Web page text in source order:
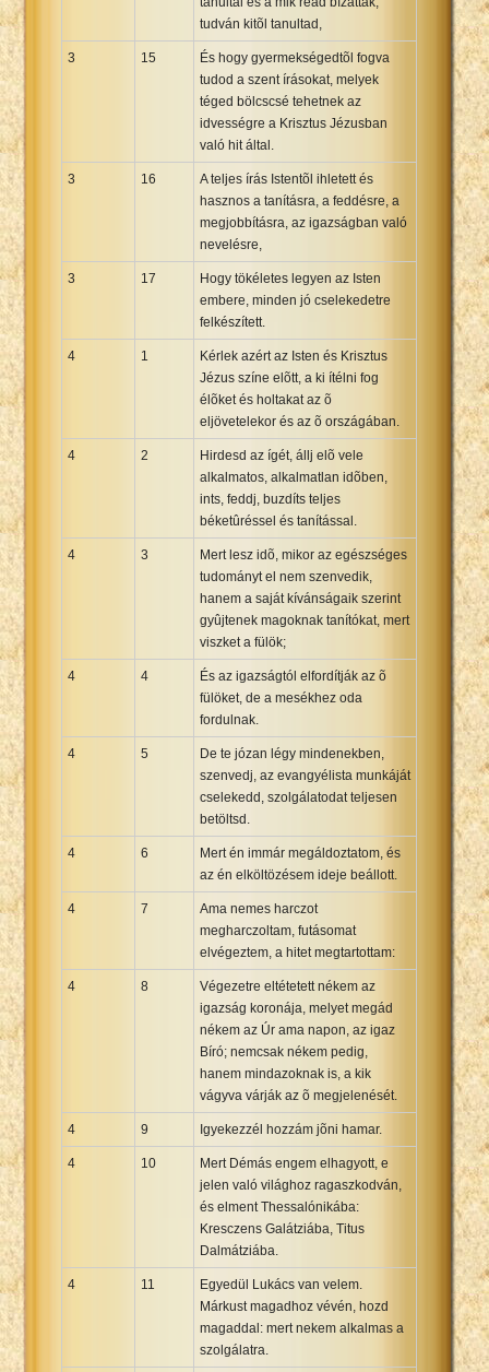
tudván kitõl tanultad,
3 15
És hogy gyermekségedtõl fogva
tudod a szent írásokat, melyek
téged bölcscsé tehetnek az
idvességre a Krisztus Jézusban
való hit által.
3 16
A teljes írás Istentõl ihletett és
hasznos a tanításra, a feddésre, a
megjobbításra, az igazságban való
nevelésre,
3 17
Hogy tökéletes legyen az Isten
embere, minden jó cselekedetre
felkészített.
4 1
Kérlek azért az Isten és Krisztus
Jézus színe elõtt, a ki ítélni fog
élõket és holtakat az õ
eljövetelekor és az õ országában.
4 2
Hirdesd az ígét, állj elõ vele
alkalmatos, alkalmatlan idõben,
ints, feddj, buzdíts teljes
béketûréssel és tanítással.
4 3
Mert lesz idõ, mikor az egészséges
tudományt el nem szenvedik,
hanem a saját kívánságaik szerint
gyûjtenek magoknak tanítókat, mert
viszket a fülök;
4 4
És az igazságtól elfordítják az õ
fülöket, de a mesékhez oda
fordulnak.
4 5
De te józan légy mindenekben,
szenvedj, az evangyélista munkáját
cselekedd, szolgálatodat teljesen
betöltsd.
4 6
Mert én immár megáldoztatom, és
az én elköltözésem ideje beállott.
4 7
Ama nemes harczot
megharczoltam, futásomat
elvégeztem, a hitet megtartottam:
4 8
Végezetre eltétetett nékem az
igazság koronája, melyet megád
nékem az Úr ama napon, az igaz
Bíró; nemcsak nékem pedig,
hanem mindazoknak is, a kik
vágyva várják az õ megjelenését.
4 9 Igyekezzél hozzám jõni hamar.
4 10
Mert Démás engem elhagyott, e
jelen való világhoz ragaszkodván,
és elment Thessalónikába:
Kresczens Galátziába, Titus
Dalmátziába.
4 11
Egyedül Lukács van velem.
Márkust magadhoz vévén, hozd
magaddal: mert nekem alkalmas a
szolgálatra.